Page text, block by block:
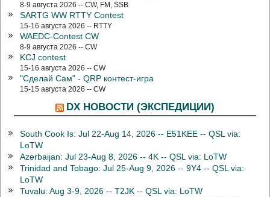
8-9 августа 2026 -- CW, FM, SSB
SARTG WW RTTY Contest
15-16 августа 2026 -- RTTY
WAEDC-Contest CW
8-9 августа 2026 -- CW
KCJ contest
15-16 августа 2026 -- CW
"Сделай Сам" - QRP контест-игра
15-15 августа 2026 -- CW
DX НОВОСТИ (ЭКСПЕДИЦИИ)
South Cook Is: Jul 22-Aug 14, 2026 -- E51KEE -- QSL via:
LoTW
Azerbaijan: Jul 23-Aug 8, 2026 -- 4K -- QSL via: LoTW
Trinidad and Tobago: Jul 25-Aug 9, 2026 -- 9Y4 -- QSL via:
LoTW
Tuvalu: Aug 3-9, 2026 -- T2JK -- QSL via: LoTW